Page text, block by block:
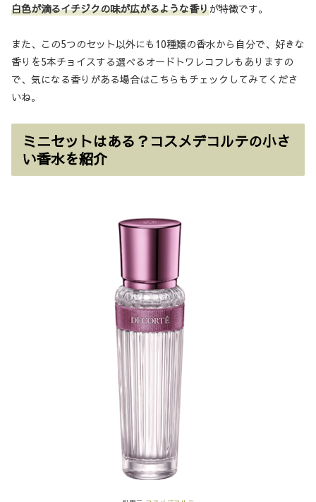
白色が滴るイチジクの味が広がるような香りが特徴です。
また、この5つのセット以外にも10種類の香水から自分で、好きな
香りを5本チョイスする選べるオードトワレコフレもありますの
で、気になる香りがある場合はこちらもチェックしてみてくださ
いね。
ミニセットはある？コスメデコルテの小さ
い香水を紹介